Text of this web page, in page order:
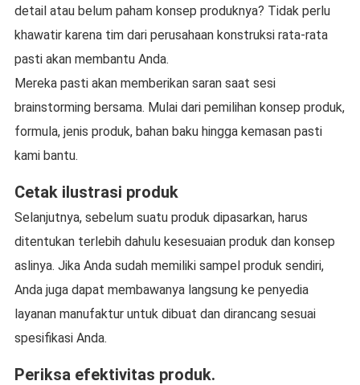
detail atau belum paham konsep produknya? Tidak perlu
khawatir karena tim dari perusahaan konstruksi rata-rata
pasti akan membantu Anda.
Mereka pasti akan memberikan saran saat sesi
brainstorming bersama. Mulai dari pemilihan konsep produk,
formula, jenis produk, bahan baku hingga kemasan pasti
kami bantu.
Cetak ilustrasi produk
Selanjutnya, sebelum suatu produk dipasarkan, harus
ditentukan terlebih dahulu kesesuaian produk dan konsep
aslinya. Jika Anda sudah memiliki sampel produk sendiri,
Anda juga dapat membawanya langsung ke penyedia
layanan manufaktur untuk dibuat dan dirancang sesuai
spesifikasi Anda.
Periksa efektivitas produk.